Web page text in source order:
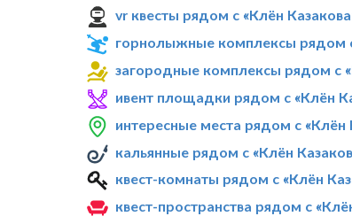
vr квесты рядом с «Клён
горнолыжные комплексы рядом
загородные комплексы рядом с
ивент площадки рядом с «Клён
интересные места рядом с «Клён
кальянные рядом с «Клён
квест-комнаты рядом с «Клён
квест-пространства рядом с